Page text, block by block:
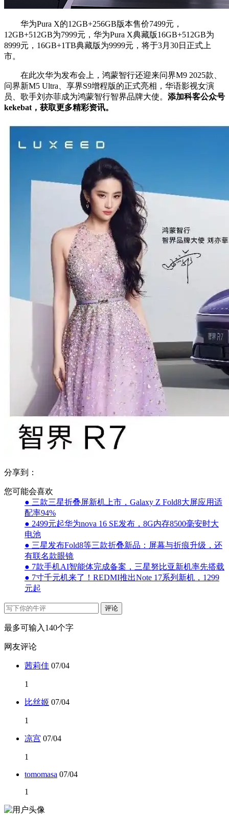
华为Pura X的12GB+256GB版本售价7499元，
12GB+512GB为7999元，华为Pura X典藏版16GB+512GB为
8999元，16GB+1TB典藏版为9999元，将于3月30日正式上
市。
在此次华为发布会上，鸿蒙智行还迎来问界M9 2025款、
问界新M5 Ultra、享界S9增程版的正式亮相，华语影视女演
员、歌手刘亦菲成为鸿蒙智行智界品牌大使。 添加科客公众号
kekebat，获取更多精彩资讯。
分享到：
您可能会喜欢
● 三款三星折叠屏新机上市，Galaxy Z Fold8大屏应用适
配率94%
● 2499元起华为nova 16 SE发布，8G内存8500毫安时大
电池
● 三星发布Fold8等三款折叠新品：屏幕与折痕升级，还
有联名款眼镜
● 7款手机AI智能体完成备案，三星努比亚新机率先搭载
● 7寸千元机来了！REDMI推出Note 17系列新机，1299
元起
评论
最多可输入140个字
网友评论
茜莉佳 07/04
1
比丝姬 07/04
1
凉宫 07/04
1
tomomasa 07/04
1